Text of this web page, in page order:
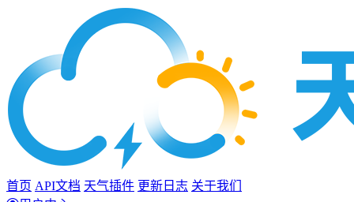
首页 API文档 天气插件 更新日志 关于我们